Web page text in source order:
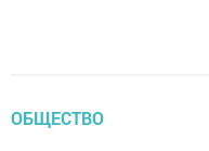
ОБЩЕСТВО